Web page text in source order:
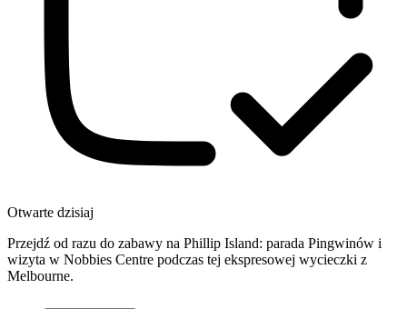
Otwarte dzisiaj
Przejdź od razu do zabawy na Phillip Island: parada Pingwinów i
wizyta w Nobbies Centre podczas tej ekspresowej wycieczki z
Melbourne.